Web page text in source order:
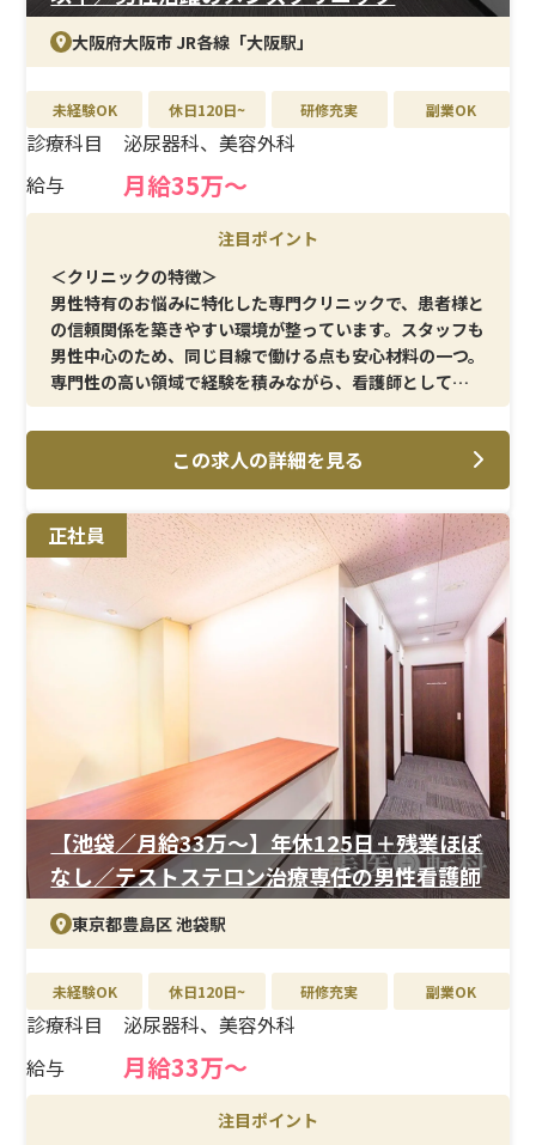
大阪府大阪市 JR各線「大阪駅」
未経験OK 休日120日~ 研修充実 副業OK
診療科目
泌尿器科、美容外科
給与
月給35万〜
注目ポイント
＜クリニックの特徴＞
男性特有のお悩みに特化した専門クリニックで、患者様と
の信頼関係を築きやすい環境が整っています。スタッフも
男性中心のため、同じ目線で働ける点も安心材料の一つ。
専門性の高い領域で経験を積みながら、看護師として新
たなキャリアを築きたい方に適した職場です。
注射・採血・点滴といった基礎的な看護業務に加え、医
師の施術介助や処置室管理など幅広く担当いただきます。
泌尿器科と美容外科の両領域に携われるため、これまで
の経験を活かしながらスキルの幅を広げていくことが可
能です。
＜研修制度＞
臨床経験があれば、美容や専門領域が未経験でも問題あ
りません。現場でのOJTを中心に、基礎から段階的に学
べる体制が整っており、無理なく業務に慣れていけます。
専門性を高めながら着実にスキルアップできる環境です。
＜待遇＞
月給35万円以上と高水準に加え、賞与や報奨金制度もあ
り、成果に応じた還元が期待できます。年間休日125日以
上・夜勤なし・残業ほぼなしと、働きやすさも大きな魅
力。福利厚生も充実しており、長期的に安定したキャリア
形成を目指せる職場です。
この求人の詳細を見る
正社員
【池袋／月給33万〜】年休125日＋残業ほぼ
なし／テストステロン治療専任の男性看護師
東京都豊島区 池袋駅
未経験OK 休日120日~ 研修充実 副業OK
診療科目
泌尿器科、美容外科
給与
月給33万〜
注目ポイント